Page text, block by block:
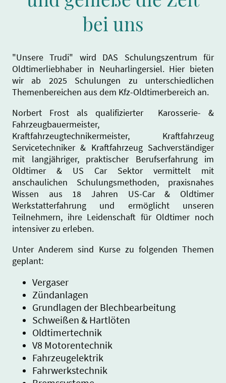
bei uns
"Unsere Trudi" wird DAS Schulungszentrum für
Oldtimerliebhaber in Neuharlingersiel. Hier bieten
wir ab 2025 Schulungen zu unterschiedlichen
Themenbereichen aus dem Kfz-Oldtimerbereich an.
Norbert Frost als qualifizierter Karosserie- &
Fahrzeugbauermeister,
Kraftfahrzeugtechnikermeister, Kraftfahrzeug
Servicetechniker & Kraftfahrzeug Sachverständiger
mit langjähriger, praktischer Berufserfahrung im
Oldtimer & US Car Sektor vermittelt mit
anschaulichen Schulungsmethoden, praxisnahes
Wissen aus 18 Jahren US-Car & Oldtimer
Werkstatterfahrung und ermöglicht unseren
Teilnehmern, ihre Leidenschaft für Oldtimer noch
intensiver zu erleben.
Unter Anderem sind Kurse zu folgenden Themen
geplant:
Vergaser
Zündanlagen
Grundlagen der Blechbearbeitung
Schweißen & Hartlöten
Oldtimertechnik
V8 Motorentechnik
Fahrzeugelektrik
Fahrwerkstechnik